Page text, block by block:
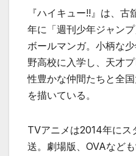
『ハイキュー!!』は、
年に「週刊少年ジャン
ボールマンガ。小柄な
野高校に入学し、天才
性豊かな仲間たちと全
を描いている。
TVアニメは2014年に
送。劇場版、OVAなど